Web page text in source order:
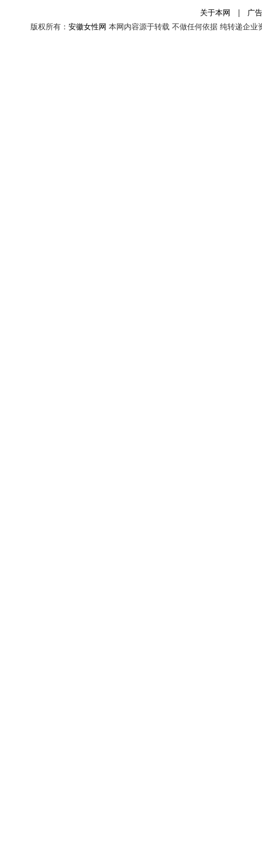
关于本网 | 广
版权所有： 安徽女性网 本网内容源于转载 不做任何依据 纯转递企